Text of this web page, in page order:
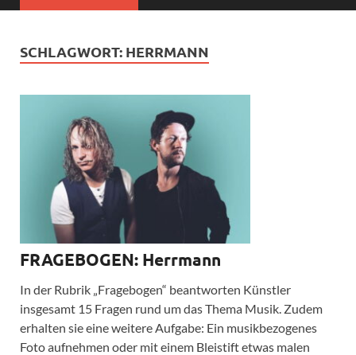
SCHLAGWORT: HERRMANN
FRAGEBOGEN: Herrmann
In der Rubrik „Fragebogen“ beantworten Künstler
insgesamt 15 Fragen rund um das Thema Musik. Zudem
erhalten sie eine weitere Aufgabe: Ein musikbezogenes
Foto aufnehmen oder mit einem Bleistift etwas malen